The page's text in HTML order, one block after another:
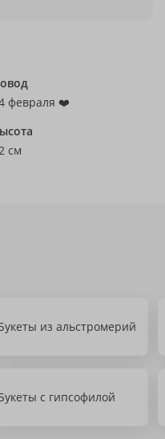
февраля ❤️
см
из альстромерий
с гипсофилой